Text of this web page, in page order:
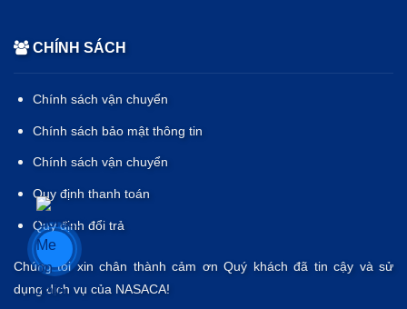
CHÍNH SÁCH
Chính sách vận chuyển
Chính sách bảo mật thông tin
Chính sách vận chuyển
Quy định thanh toán
Quy định đổi trả
Chúng tôi xin chân thành cảm ơn Quý khách đã tin cậy và sử
dụng dịch vụ của NASACA!